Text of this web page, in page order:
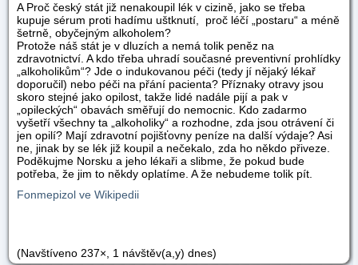
A Proč český stát již nenakoupil lék v cizině, jako se třeba
kupuje sérum proti hadímu uštknutí, proč léčí „postaru“ a méně
šetrně, obyčejným alkoholem?
Protože náš stát je v dluzích a nemá tolik peněz na
zdravotnictví. A kdo třeba uhradí současné preventivní prohlídky
„alkoholikům“? Jde o indukovanou péči (tedy jí nějaký lékař
doporučil) nebo péči na přání pacienta? Příznaky otravy jsou
skoro stejné jako opilost, takže lidé nadále pijí a pak v
„opileckých“ obavách směřují do nemocnic. Kdo zadarmo
vyšetří všechny ta „alkoholiky“ a rozhodne, zda jsou otrávení či
jen opilí? Mají zdravotní pojišťovny peníze na další výdaje? Asi
ne, jinak by se lék již koupil a nečekalo, zda ho někdo přiveze.
Poděkujme Norsku a jeho lékaři a slibme, že pokud bude
potřeba, že jim to někdy oplatíme. A že nebudeme tolik pít.
Fonmepizol ve Wikipedii
(Navštíveno 237×, 1 návštěv(a,y) dnes)